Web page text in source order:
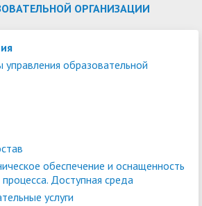
ОРГАНИЗАЦИИ
управления образовательной
обеспечение и оснащенность
Доступная среда
услуги